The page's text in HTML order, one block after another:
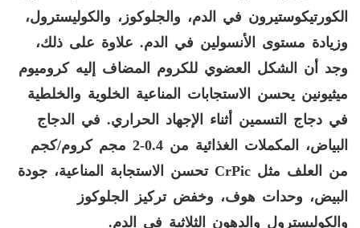
الكورتيكوستيرون في الدم، والجلوكوز، والكوليسترول،
وزيادة مستوى الأنسولين في الدم. علاوة على ذلك،
وجد أن الشكل العضوي للكروم المضاف إليه كروميوم
ميثيونين يحسن الاستجابات المناعية الخلوية والخلطية
في دجاج التسمين أثناء الإجهاد الحراري. في الدجاج
البياض، المكملات الغذائية من 0.4-2 مجم كروم/كجم
من العلف مثل CrPic تحسن الاستجابة المناعية، جودة
البيض، وحدات هوف، وخفض تركيز الجلوكوز
والكوليسترول والدهون الثلاثية في الدم.